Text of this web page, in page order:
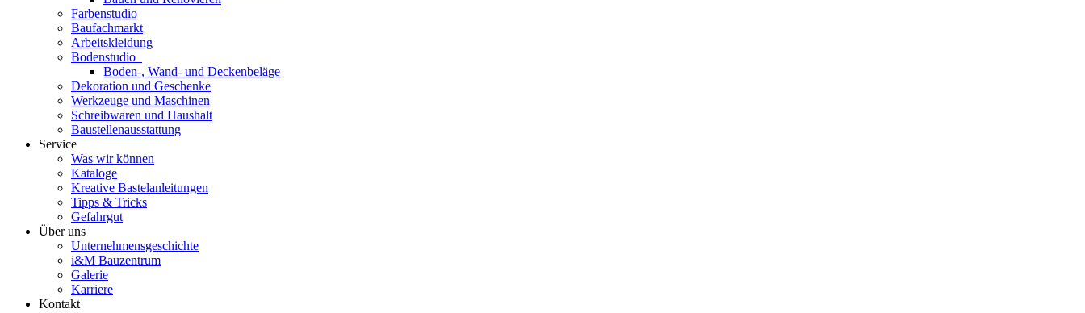
Farbenstudio
Baufachmarkt
Arbeitskleidung
Bodenstudio
Boden-, Wand- und Deckenbeläge
Dekoration und Geschenke
Werkzeuge und Maschinen
Schreibwaren und Haushalt
Baustellenausstattung
Service
Was wir können
Kataloge
Kreative Bastelanleitungen
Tipps & Tricks
Gefahrgut
Über uns
Unternehmensgeschichte
i&M Bauzentrum
Galerie
Karriere
Kontakt